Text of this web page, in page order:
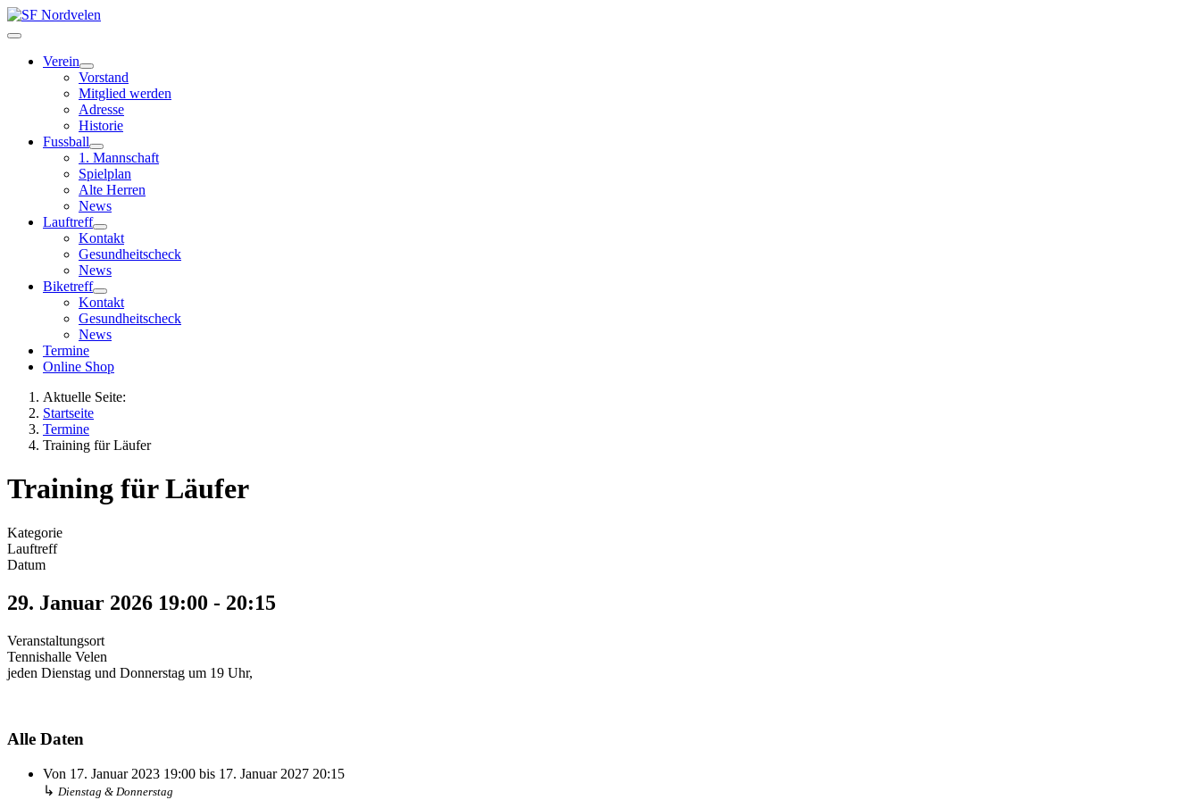
Verein
Vorstand
Mitglied werden
Adresse
Historie
Fussball
1. Mannschaft
Spielplan
Alte Herren
News
Lauftreff
Kontakt
Gesundheitscheck
News
Biketreff
Kontakt
Gesundheitscheck
News
Termine
Online Shop
Aktuelle Seite:
Startseite
Termine
Training für Läufer
Training für Läufer
Kategorie
Lauftreff
Datum
29. Januar 2026 19:00 - 20:15
Veranstaltungsort
Tennishalle Velen
jeden Dienstag und Donnerstag um 19 Uhr,
Alle Daten
Von 17. Januar 2023 19:00 bis 17. Januar 2027 20:15
↳ Dienstag & Donnerstag